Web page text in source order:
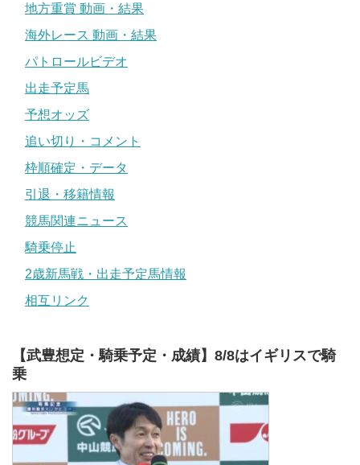
地方重賞 動画・結果
海外レース 動画・結果
パトロールビデオ
出走予定馬
予想オッズ
追い切り・コメント
枠順確定・データ
引退・移籍情報
競馬関連ニュース
騎乗停止
2歳新馬戦・出走予定馬情報
相互リンク
【武豊想定・騎乗予定・成績】8/8はイギリスで騎
乗